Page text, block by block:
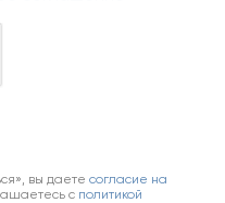
вы даете согласие на
c политикой